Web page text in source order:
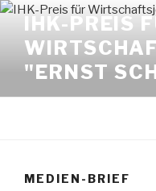
Zum
Inhalt
springen
IHK-PREIS
"ERNST
MEDIEN-BRIEF